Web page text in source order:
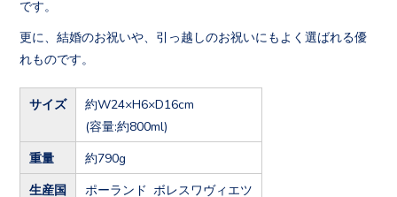
です。
更に、結婚のお祝いや、引っ越しのお祝いにもよく選ばれる優
れものです。
サイズ
約W24×H6×D16cm
(容量:約800ml)
重量 約790g
生産国 ポーランド ボレスワヴィエツ